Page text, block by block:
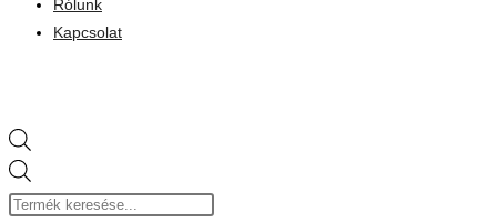
Rólunk
Kapcsolat
search